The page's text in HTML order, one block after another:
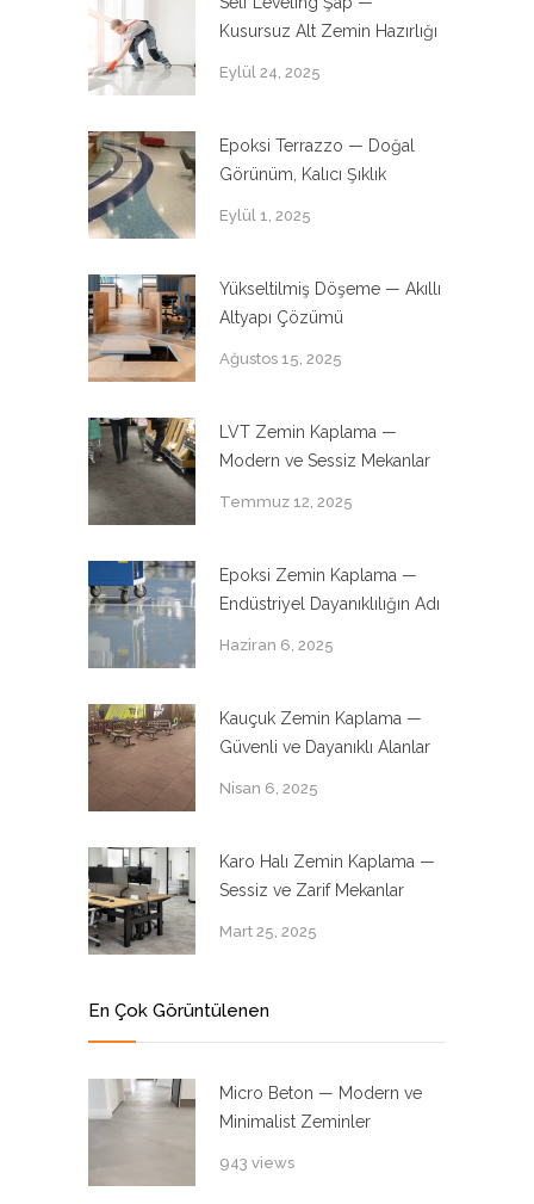
Kusursuz Alt Zemin Hazırlığı
Eylül 24, 2025
Epoksi Terrazzo — Doğal
Görünüm, Kalıcı Şıklık
Eylül 1, 2025
Yükseltilmiş Döşeme — Akıllı
Altyapı Çözümü
Ağustos 15, 2025
LVT Zemin Kaplama —
Modern ve Sessiz Mekanlar
Temmuz 12, 2025
Epoksi Zemin Kaplama —
Endüstriyel Dayanıklılığın Adı
Haziran 6, 2025
Kauçuk Zemin Kaplama —
Güvenli ve Dayanıklı Alanlar
Nisan 6, 2025
Karo Halı Zemin Kaplama —
Sessiz ve Zarif Mekanlar
Mart 25, 2025
En Çok Görüntülenen
Micro Beton — Modern ve
Minimalist Zeminler
943 views